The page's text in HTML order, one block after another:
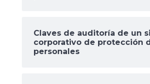
Claves de auditoría de un
corporativo de protección
personales